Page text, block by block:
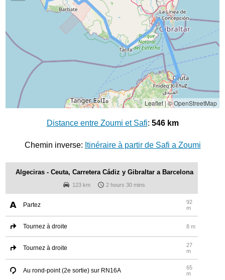
Leaflet|© OpenStreetMap
Distance entre Zoumi et Safi: 546 km
Chemin inverse: Itinéraire à partir de Safi a Zoumi
Algeciras - Ceuta, Carretera Cádiz y Gibraltar a Barcelona
123 km 2 hours 30 mins
Partez
92
m
Tournez à droite 8 m
Tournez à droite
27
m
Au rond-point (2e sortie) sur RN16A
65
m